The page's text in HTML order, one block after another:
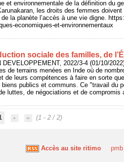
et environnementale de la définition du
les droits des femmes
la planète l’accès à une vie digne.
economiques-et-environnementaux
sociale des familles, de
2022/3-4 (01/10/
de terrains menées en Inde où de
de leurs compétences à faire en sorte
publics et communs. Ce "travail du
luttes, de négociations et de compromis
(1 - 2 / 2)
Accès au site ritimo pmb